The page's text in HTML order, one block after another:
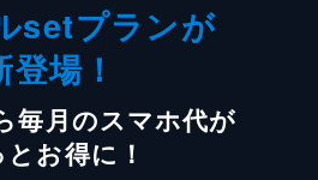
setプランが
登場！
毎月のスマホ代が
お得に！